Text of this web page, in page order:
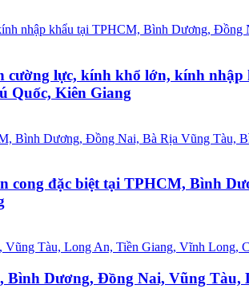
cường lực, kính khổ lớn, kính
Quốc, Kiên Giang
cong đặc biệt tại TPHCM, Bình
Bình Dương, Đồng Nai, Vũng